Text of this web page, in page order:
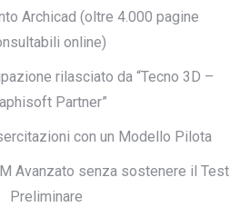
Archicad (oltre 4.000 pagine
online)
rilasciato da “Tecno 3D –
Partner”
con un Modello Pilota
Avanzato senza sostenere il Test
Preliminare